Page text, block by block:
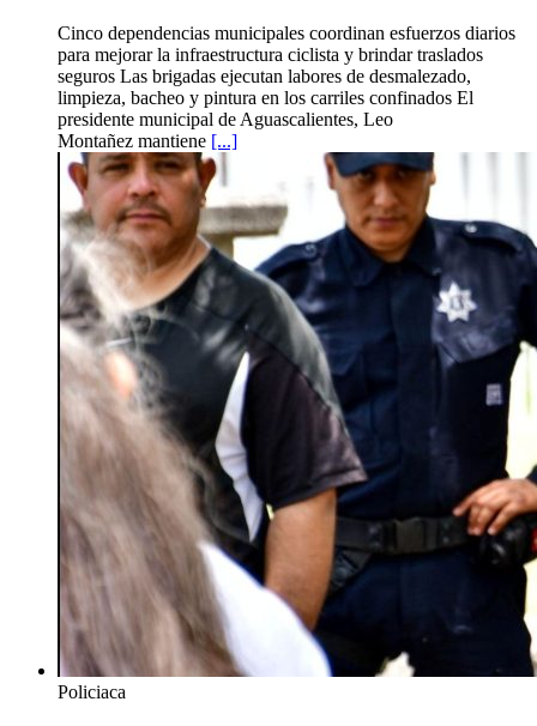
Cinco dependencias municipales coordinan esfuerzos diarios
para mejorar la infraestructura ciclista y brindar traslados
seguros Las brigadas ejecutan labores de desmalezado,
limpieza, bacheo y pintura en los carriles confinados El
presidente municipal de Aguascalientes, Leo
Montañez mantiene [...]
Policiaca